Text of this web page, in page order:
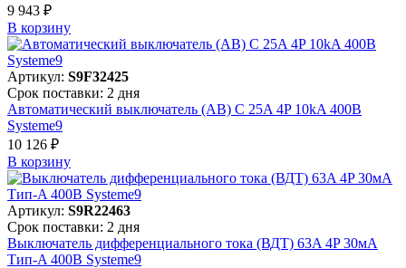
9 943 ₽
В корзинy
Артикул: S9F32425
Срок поставки: 2 дня
Автоматический выключатель (АВ) C 25A 4P 10kA 400В
Systeme9
10 126 ₽
В корзинy
Артикул: S9R22463
Срок поставки: 2 дня
Выключатель дифференциального тока (ВДТ) 63A 4P 30мА
Тип-A 400В Systeme9